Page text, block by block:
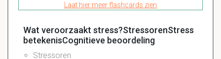
Laat hier meer flashcards zien
Wat veroorzaakt stress?StressorenStress
betekenisCognitieve beoordeling
Stressoren